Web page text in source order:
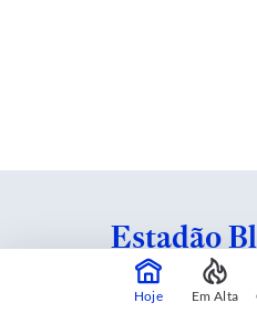
Estadão
Conteúdo criado em
Hoje Em Alta